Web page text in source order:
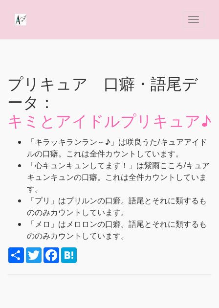
プリキュア 口癖・語尾デ
ータ：
キミとアイドルプリキュア♪
「キラッキランラン～♪」は咲良うた/キュアアイド
ルの口癖。これは全件カウントしています。
「心キュンキュンしてます！」は紫雨こころ/キュア
キュンキュンの口癖。これは全件カウントしていま
す。
「プリ」はプリルンの口癖。語尾とそれに類するも
ののみカウントしています。
「メロ」はメロロンの口癖。語尾とそれに類するも
ののみカウントしています。
S
h
T
w
F
a